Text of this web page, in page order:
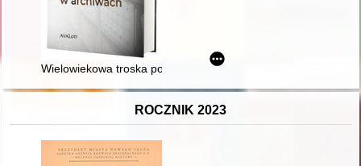
Wielowiekowa troska pokoleń o pamięć historyczną : czyli
ROCZNIK 2023